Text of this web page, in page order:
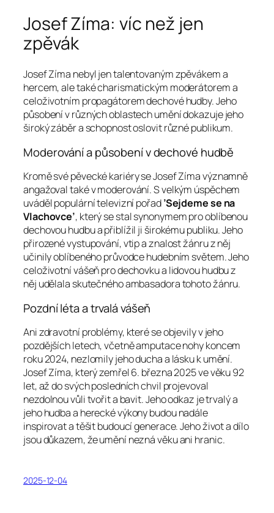
Josef Zíma: víc než jen
zpěvák
Josef Zíma nebyl jen talentovaným zpěvákem a
hercem, ale také charismatickým moderátorem a
celoživotním propagátorem dechové hudby. Jeho
působení v různých oblastech umění dokazuje jeho
široký záběr a schopnost oslovit různé publikum.
Moderování a působení v dechové hudbě
Kromě své pěvecké kariéry se Josef Zíma významně
angažoval také v moderování. S velkým úspěchem
uváděl populární televizní pořad’Sejdeme se na
Vlachovce’, který se stal synonymem pro oblíbenou
dechovou hudbu a přiblížil ji širokému publiku. Jeho
přirozené vystupování, vtip a znalost žánru z něj
učinily oblíbeného průvodce hudebním světem. Jeho
celoživotní vášeň pro dechovku a lidovou hudbu z
něj udělala skutečného ambasadora tohoto žánru.
Pozdní léta a trvalá vášeň
Ani zdravotní problémy, které se objevily v jeho
pozdějších letech, včetně amputace nohy koncem
roku 2024, nezlomily jeho ducha a lásku k umění.
Josef Zíma, který zemřel 6. března 2025 ve věku 92
let, až do svých posledních chvil projevoval
nezdolnou vůli tvořit a bavit. Jeho odkaz je trvalý a
jeho hudba a herecké výkony budou nadále
inspirovat a těšit budoucí generace. Jeho život a dílo
jsou důkazem, že umění nezná věku ani hranic.
2025-12-04